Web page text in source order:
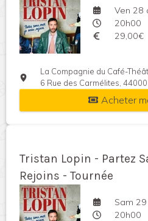
Ven 28
20h00
29,00€
La Compagnie du Café-
6 Rue des Carmélites,
Acheter
Tristan Lopin - Partez
Rejoins - Tournée
Sam
20h00